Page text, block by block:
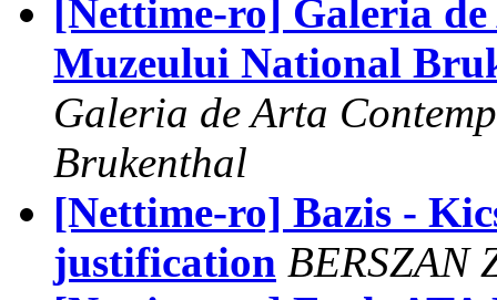
[Nettime-ro] Galeria
Muzeului National
Galeria de Arta
Brukenthal
[Nettime-ro] Bazis -
justification BERSZAN